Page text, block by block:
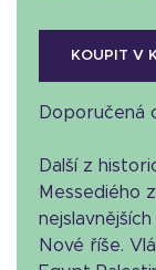
KOUPIT V
Doporučená
Další z
Messediého
Nové říše.